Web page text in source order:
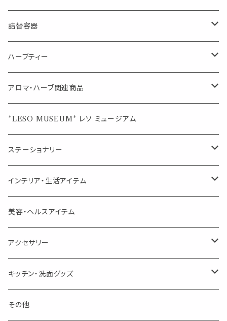
Mask&Pillow Aroma
ハーブティー
シングル
季節のハーブティー
箱入りアソート
キャンディー
シーリングワックス シール
ペーパークリップ
ウェルカムボード・装飾
席札クリップ
プチギフト
詰替容器
ロールオンボトル
スプレーボトル
スポイトボトル
精油用ボトル
ポンプ式ボトル
リップ容器
スクリュー容器
チューブ
スライドケース
ハーブティー
ブレンド
ジュエル オブ ビューティー
美人さんのハーブティー
シングル
アロマ・ハーブ関連商品
エッセンシャルオイル
シングル
ブレンド
クラフト器材・道具
キャリアオイル・ワックス
道具
お香・サシェ・キャンドル
線香
サシェ・香り袋
ディフューザー
アロマオイルウォーマー
アロマストーン
*LESO MUSEUM* レソ ミュージアム
ステーショナリー
デザインクリップ
記号（ハート,星,etc）
音楽・楽器
ページオープナー・ワイドクリップ
ポストカード・メッセージカード
フック・マグネット・画鋲
ステッカー・マスキングテープ・付箋
インテリア・生活アイテム
オブジェ
キャンドル・お香
ウォールアイテム
フック・マグネット・画鋲
収納・小物トレー
美容・ヘルスアイテム
アクセサリー
ブローチ・ピンバッチ
ピアス
キッチン・洗面グッズ
カトラリー
その他